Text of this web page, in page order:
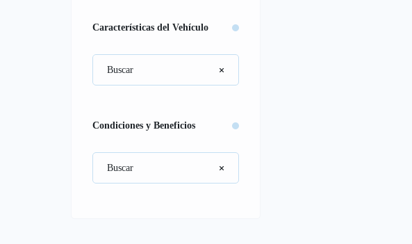
Características del Vehículo
Condiciones y Beneficios